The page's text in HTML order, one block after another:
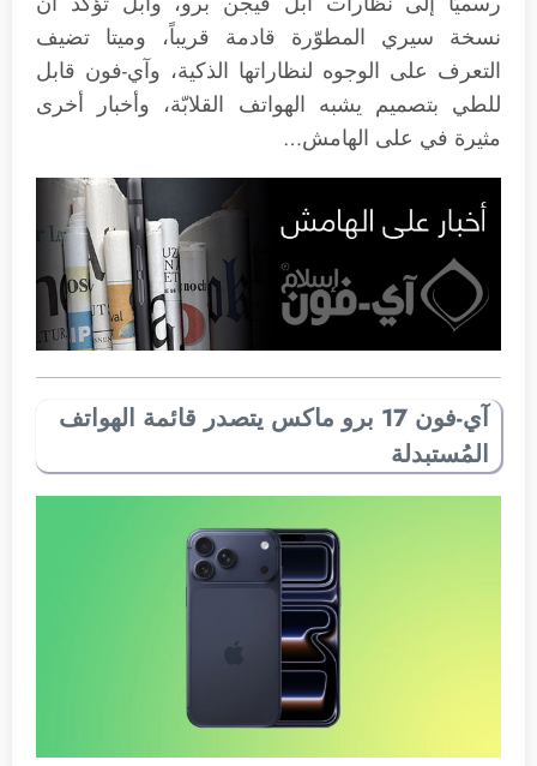
نسخة سيري المطوّرة قادمة قريباً، وميتا تضيف
التعرف على الوجوه لنظاراتها الذكية، وآي-فون قابل
للطي بتصميم يشبه الهواتف القلابّة، وأخبار أخرى
مثيرة في على الهامش…
آي-فون 17 برو ماكس يتصدر قائمة الهواتف
المُستبدلة